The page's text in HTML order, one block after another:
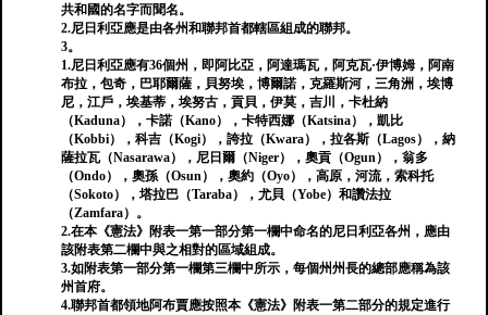
共和國的名字而聞名。
2.尼日利亞應是由各州和聯邦首都轄區組成的聯邦。
3。
1.尼日利亞應有36個州，即阿比亞，阿達瑪瓦，阿克瓦·伊博姆，阿南
布拉，包奇，巴耶爾薩，貝努埃，博爾諾，克羅斯河，三角洲，埃博
尼，江戶，埃基蒂，埃努古，貢貝，伊莫，吉川，卡杜納
（Kaduna），卡諾（Kano），卡特西娜（Katsina），凱比
（Kobbi），科吉（Kogi），誇拉（Kwara），拉各斯（Lagos），納
薩拉瓦（Nasarawa），尼日爾（Niger），奧貢（Ogun），翁多
（Ondo），奧孫（Osun），奧約（Oyo），高原，河流，索科托
（Sokoto），塔拉巴（Taraba），尤貝（Yobe）和讚法拉
（Zamfara）。
2.在本《憲法》附表一第一部分第一欄中命名的尼日利亞各州，應由
該附表第二欄中與之相對的區域組成。
3.如附表第一部分第一欄第三欄中所示，每個州州長的總部應稱為該
州首府。
4.聯邦首都領地阿布賈應按照本《憲法》附表一第二部分的規定進行